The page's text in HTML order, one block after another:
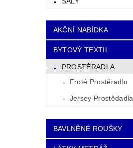
AKČNÍ NABÍDKA
BYTOVÝ TEXTIL
PROSTĚRADLA
Froté Prostěradlo
Jersey Prostědadla
BAVLNĚNÉ ROUŠKY